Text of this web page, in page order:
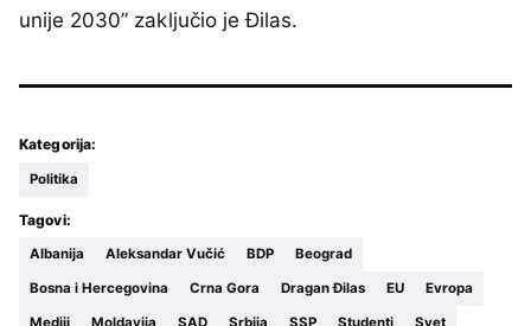
unije 2030” zaključio je Đilas.
Kategorija:
Politika
Tagovi:
Albanija Aleksandar Vučić BDP Beograd
Bosna i Hercegovina Crna Gora Dragan Đilas EU Evropa
Mediji Moldavija SAD Srbija SSP Studenti Svet